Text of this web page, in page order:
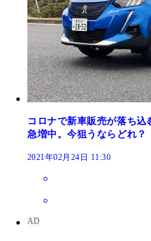
コロナで新車販売が落ち
急増中。今狙うならどれ
2021年02月24日 11:30